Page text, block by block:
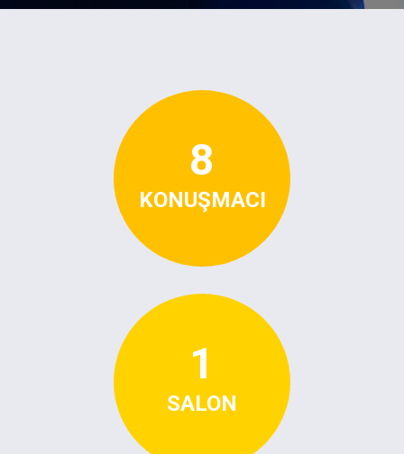
8
KONUŞMACI
1
SALON